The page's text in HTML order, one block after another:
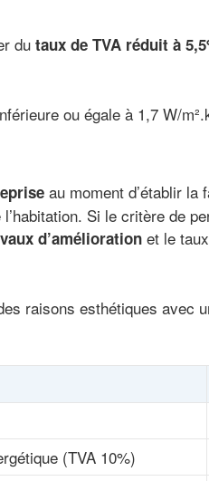
du taux de TVA réduit à
ou égale à 1,7 W/
au moment d’établir la
Si le critère de
d’améliorationet le
raisons esthétiques avec
(TVA 10%)